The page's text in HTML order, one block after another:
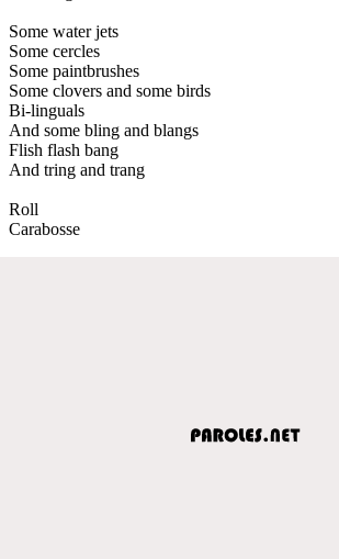
Some water jets
Some cercles
Some paintbrushes
Some clovers and some birds
Bi-linguals
And some bling and blangs
Flish flash bang
And tring and trang
Roll
Carabosse